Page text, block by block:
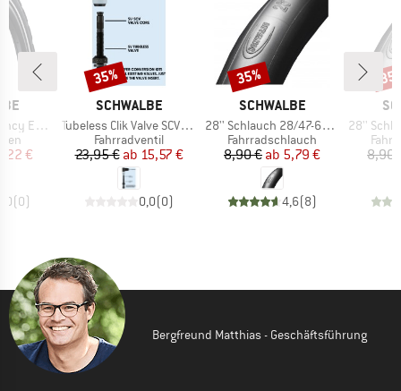
SR V-Guard
Preis
€
(0)
MARKE
SCHWALBE
Artikel
Tubeless Clik Valve SCV (Set of 2)
Produktgruppe
Fahrradventil
Preis
23,95 € reduzierter Preis
ab 15,57 €
0,0(0)
Rabatt
35%
MARKE
SCHWALBE
Artikel
28'' Schlauch 28/47-622/635 SV 17
Produktgruppe
Fahrradschlauch
Preis
8,90 € reduzierter Preis
ab 5,79 €
4,6(8)
Rabatt
35%
Artikel
28'' Schlauch 18/
8,90
Bergfreund Matthias - Geschäftsführung